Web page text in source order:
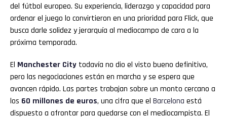
del fútbol europeo. Su experiencia, liderazgo y capacidad para
ordenar el juego lo convirtieron en una prioridad para Flick, que
busca darle solidez y jerarquía al mediocampo de cara a la
próxima temporada.
El Manchester City todavía no dio el visto bueno definitivo,
pero las negociaciones están en marcha y se espera que
avancen rápido. Las partes trabajan sobre un monto cercano a
los 60 millones de euros, una cifra que el Barcelona está
dispuesto a afrontar para quedarse con el mediocampista. El